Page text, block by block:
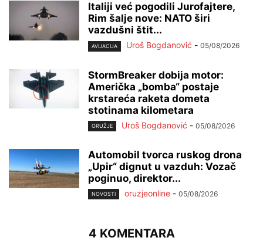
Italiji već pogodili Jurofajtere,
Rim šalje nove: NATO širi
vazdušni štit...
AVIJACIJA Uroš Bogdanović - 05/08/2026
StormBreaker dobija motor:
Američka „bomba“ postaje
krstareća raketa dometa
stotinama kilometara
ORUŽJE Uroš Bogdanović - 05/08/2026
Automobil tvorca ruskog drona
„Upir“ dignut u vazduh: Vozač
poginuo, direktor...
NOVOSTI oruzjeonline - 05/08/2026
4 KOMENTARA